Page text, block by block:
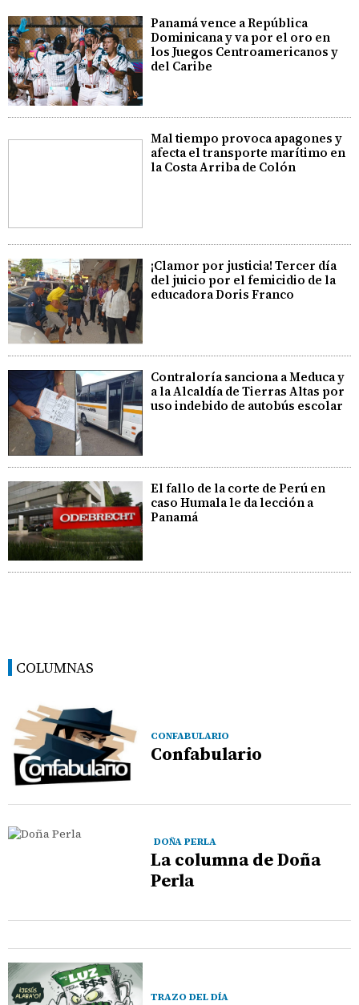
Panamá vence a República
Dominicana y va por el oro en
los Juegos Centroamericanos y
del Caribe
Mal tiempo provoca apagones y
afecta el transporte marítimo en
la Costa Arriba de Colón
¡Clamor por justicia! Tercer día
del juicio por el femicidio de la
educadora Doris Franco
Contraloría sanciona a Meduca y
a la Alcaldía de Tierras Altas por
uso indebido de autobús escolar
El fallo de la corte de Perú en
caso Humala le da lección a
Panamá
COLUMNAS
CONFABULARIO
Confabulario
DOÑA PERLA
La columna de Doña
Perla
TRAZO DEL DÍA